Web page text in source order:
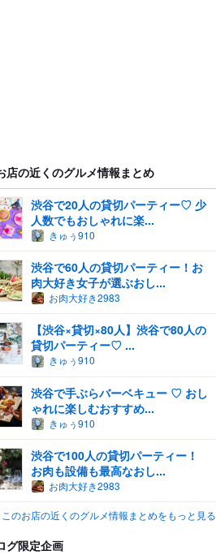
店の近くのグルメ情報まとめ
渋谷で20人の貸切パーティー♡ 少
人数でもおしゃれに楽...
きゅぅ910
渋谷で60人の貸切パーティー！お
肉大好き女子が選ぶおし...
お肉大好き2983
【渋谷×貸切×80人】渋谷で80人の
貸切パーティー♡ ...
きゅぅ910
渋谷で手ぶらバーベキュー ♡ おし
ゃれに楽しむおすすめ...
きゅぅ910
渋谷で100人の貸切パーティー！
お肉も設備も最高なおし...
お肉大好き2983
このお店の近くのグルメ情報まとめをもっと見る
グ限定企画